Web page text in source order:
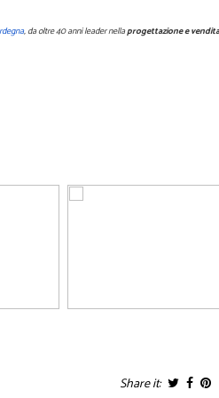
,da oltre 40 anni leader nellaprogettazione e vendita
Share it: